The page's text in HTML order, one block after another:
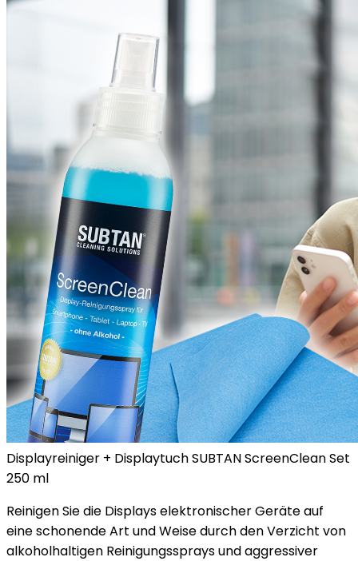
Displayreiniger + Displaytuch SUBTAN ScreenClean Set
250 ml
Reinigen Sie die Displays elektronischer Geräte auf
eine schonende Art und Weise durch den Verzicht von
alkoholhaltigen Reinigungssprays und aggressiver